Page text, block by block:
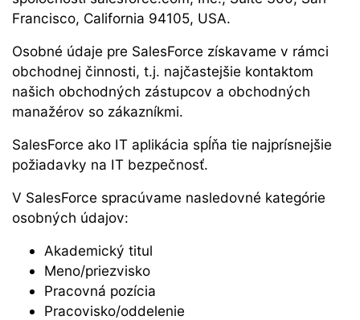
Francisco, California 94105, USA.
Osobné údaje pre SalesForce získavame v rámci
obchodnej činnosti, t.j. najčastejšie kontaktom
našich obchodných zástupcov a obchodných
manažérov so zákazníkmi.
SalesForce ako IT aplikácia spĺňa tie najprísnejšie
požiadavky na IT bezpečnosť.
V SalesForce spracúvame nasledovné kategórie
osobných údajov:
Akademický titul
Meno/priezvisko
Pracovná pozícia
Pracovisko/oddelenie